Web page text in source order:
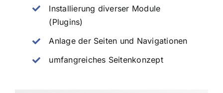
Installierung diverser Module
(Plugins)
Anlage der Seiten und Navigationen
umfangreiches Seitenkonzept